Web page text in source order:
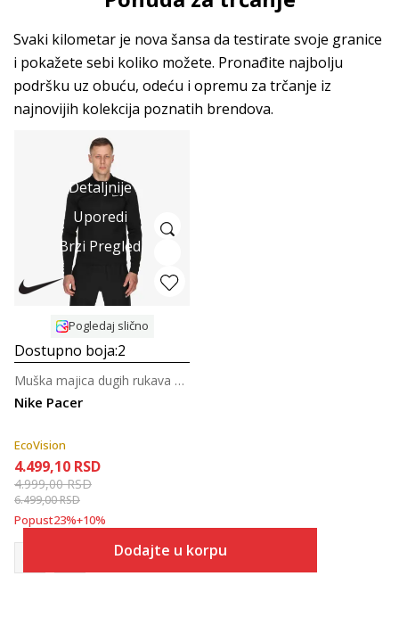
Svaki kilometar je nova šansa da testirate svoje granice
i pokažete sebi koliko možete. Pronađite najbolju
podršku uz obuću, odeću i opremu za trčanje iz
najnovijih kolekcija poznatih brendova.
Detaljnije
Uporedi
Brzi Pregled
Pogledaj slično
Dostupno boja:2
Nike Pacer
Muška majica dugih rukava za trčanje
EcoVision
4.499,10 RSD
4.999,00RSD
6.499,00RSD
Popust23%+10%
Dodajte u korpu